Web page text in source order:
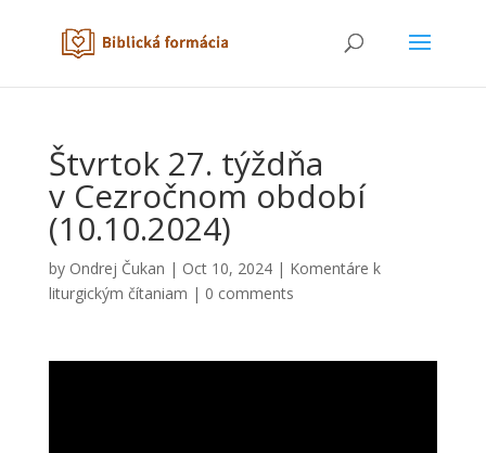
Štvrtok 27. týždňa
v Cezročnom období
(10.10.2024)
by Ondrej Čukan | Oct 10, 2024| Komentáre k
liturgickým čítaniam | 0 comments